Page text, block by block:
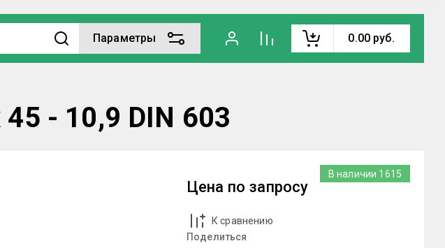
Параметры 0.00 руб.
- 10,9 DIN 603
В наличии 1615
Цена по запросу
К сравнению
Поделиться